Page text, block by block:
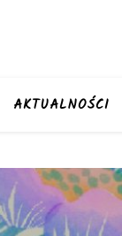
AKTUALNOŚCI